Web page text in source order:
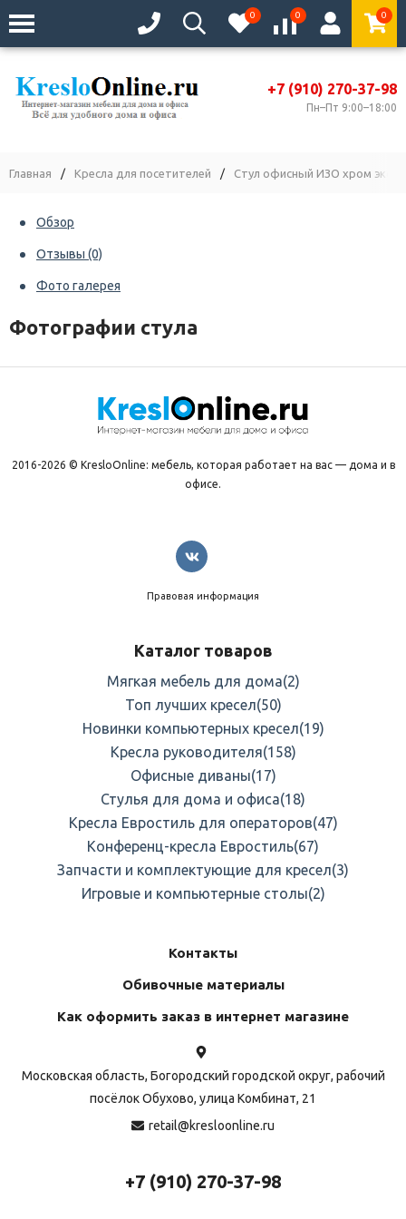
0 0 0
+7 (910) 270-37-98
Пн–Пт 9:00–18:00
Главная / Кресла для посетителей / Стул офисный ИЗО хром
Обзор
Отзывы (0)
Фото галерея
Фотографии стула
2016-2026 © KresloOnline: мебель, которая работает на вас — дома и в
офисе.
Правовая информация
Каталог товаров
Мягкая мебель для дома(2)
Топ лучших кресел(50)
Новинки компьютерных кресел(19)
Кресла руководителя(158)
Офисные диваны(17)
Стулья для дома и офиса(18)
Кресла Евростиль для операторов(47)
Конференц-кресла Евростиль(67)
Запчасти и комплектующие для кресел(3)
Игровые и компьютерные столы(2)
Контакты
Обивочные материалы
Как оформить заказ в интернет магазине
Московская область, Богородский городской округ, рабочий
посёлок Обухово, улица Комбинат, 21
retail@kresloonline.ru
+7 (910) 270-37-98